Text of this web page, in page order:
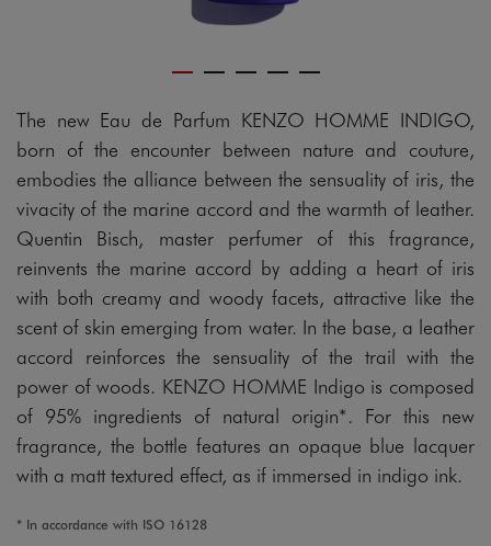
The new Eau de Parfum KENZO HOMME INDIGO,
born of the encounter between nature and couture,
embodies the alliance between the sensuality of iris, the
vivacity of the marine accord and the warmth of leather.
Quentin Bisch, master perfumer of this fragrance,
reinvents the marine accord by adding a heart of iris
with both creamy and woody facets, attractive like the
scent of skin emerging from water. In the base, a leather
accord reinforces the sensuality of the trail with the
power of woods. KENZO HOMME Indigo is composed
of 95% ingredients of natural origin*. For this new
fragrance, the bottle features an opaque blue lacquer
with a matt textured effect, as if immersed in indigo ink.
* In accordance with ISO 16128